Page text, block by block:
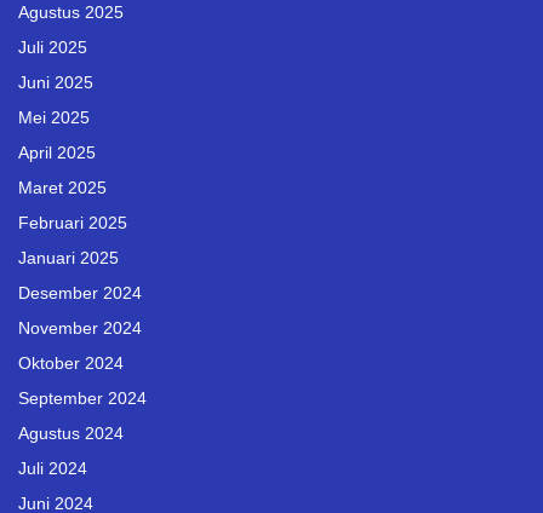
Agustus 2025
Juli 2025
Juni 2025
Mei 2025
April 2025
Maret 2025
Februari 2025
Januari 2025
Desember 2024
November 2024
Oktober 2024
September 2024
Agustus 2024
Juli 2024
Juni 2024